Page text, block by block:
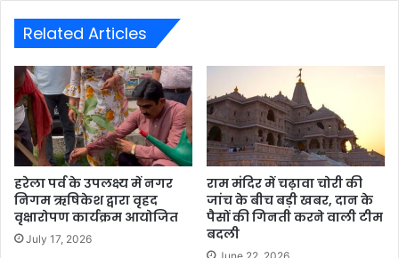
Related Articles
हरेला पर्व के उपलक्ष्य में नगर
निगम ऋषिकेश द्वारा वृहद
वृक्षारोपण कार्यक्रम आयोजित
July 17, 2026
राम मंदिर में चढ़ावा चोरी की
जांच के बीच बड़ी खबर, दान के
पैसों की गिनती करने वाली टीम
बदली